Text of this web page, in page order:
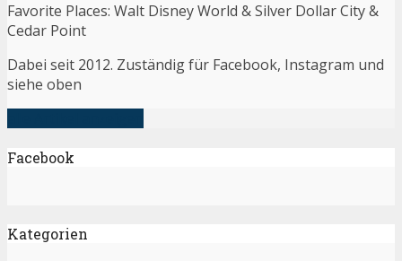
Favorite Places: Walt Disney World & Silver Dollar City &
Cedar Point
Dabei seit 2012. Zuständig für Facebook, Instagram und
siehe oben
Facebook
Kategorien